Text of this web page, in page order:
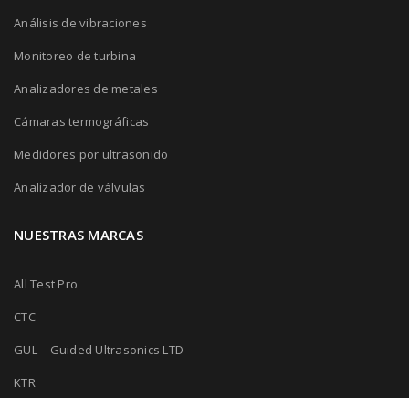
Análisis de vibraciones
Monitoreo de turbina
Analizadores de metales
Cámaras termográficas
Medidores por ultrasonido
Analizador de válvulas
NUESTRAS MARCAS
All Test Pro
CTC
GUL – Guided Ultrasonics LTD
KTR